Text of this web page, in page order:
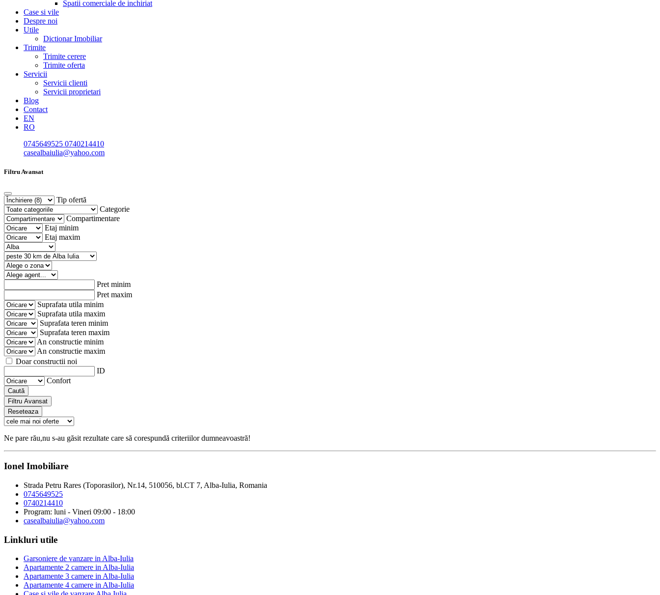
Spatii comerciale de inchiriat
Case si vile
Despre noi
Utile
Dictionar Imobiliar
Trimite
Trimite cerere
Trimite oferta
Servicii
Servicii clienti
Servicii proprietari
Blog
Contact
EN
RO
0745649525 0740214410
casealbaiulia@yahoo.com
Filtru Avansat
Tip ofertă
Categorie
Compartimentare
Etaj minim
Etaj maxim
Pret minim
Pret maxim
Suprafata utila minim
Suprafata utila maxim
Suprafata teren minim
Suprafata teren maxim
An constructie minim
An constructie maxim
Doar constructii noi
ID
Confort
Caută
Filtru Avansat
Reseteaza
Ne pare rău,nu s-au găsit rezultate care să corespundă criteriilor dumneavoastră!
Ionel Imobiliare
Strada Petru Rares (Toporasilor), Nr.14, 510056, bl.CT 7, Alba-Iulia, Romania
0745649525
0740214410
Program: luni - Vineri 09:00 - 18:00
casealbaiulia@yahoo.com
Linkluri utile
Garsoniere de vanzare in Alba-Iulia
Apartamente 2 camere in Alba-Iulia
Apartamente 3 camere in Alba-Iulia
Apartamente 4 camere in Alba-Iulia